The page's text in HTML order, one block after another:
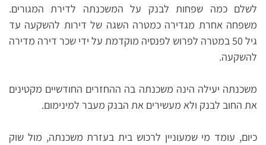
לשלם כמה שפחות לבנק על המשכנתה לדירת המגורים.
משפחה אחרת מגדירה כמטרה השגה של דירות להשקעה עד
גיל 50 במטרה לפרוש לפנסיה מוקדמת על ידי שכר דירה מדירה
להשקעה.
משכנתה יעילה הינה משכנתה בה ההחזרים החודשיים מקטינים
את החוב לבנק ולא מעשירים את הבנק מעבר למינימום.
כיום, עומד מי שמעוניין לרכוש בית בעזרת משכנתה, מול שוק